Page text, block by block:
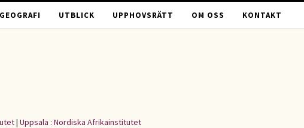
GEOGRAFI UTBLICK UPPHOVSRÄTT OM OSS KONTAKT
| Uppsala : Nordiska Afrikainstitutet